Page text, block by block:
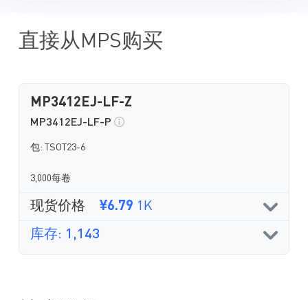
直接从MPS购买
MP3412EJ-LF-Z
MP3412EJ-LF-P
包: TSOT23-6
3,000每卷
现货价格 ¥6.79 1K
库存: 1,143